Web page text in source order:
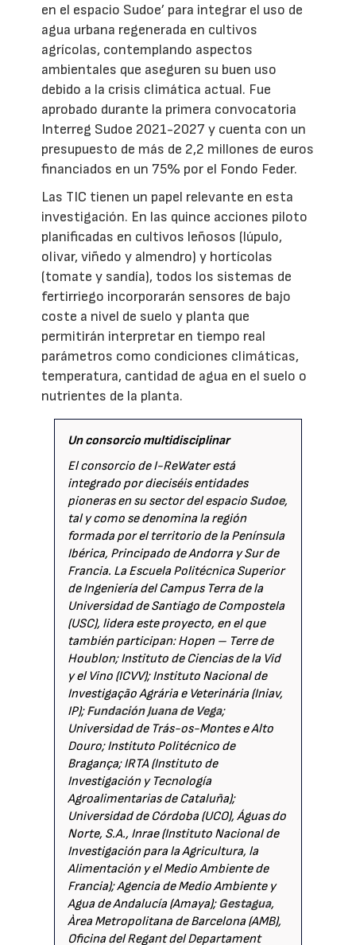
en el espacio Sudoe’ para integrar el uso de
agua urbana regenerada en cultivos
agrícolas, contemplando aspectos
ambientales que aseguren su buen uso
debido a la crisis climática actual. Fue
aprobado durante la primera convocatoria
Interreg Sudoe 2021-2027 y cuenta con un
presupuesto de más de 2,2 millones de euros
financiados en un 75% por el Fondo Feder.
Las TIC tienen un papel relevante en esta
investigación. En las quince acciones piloto
planificadas en cultivos leñosos (lúpulo,
olivar, viñedo y almendro) y hortícolas
(tomate y sandía), todos los sistemas de
fertirriego incorporarán sensores de bajo
coste a nivel de suelo y planta que
permitirán interpretar en tiempo real
parámetros como condiciones climáticas,
temperatura, cantidad de agua en el suelo o
nutrientes de la planta.
Un consorcio multidisciplinar
El consorcio de I-ReWater está
integrado por dieciséis entidades
pioneras en su sector del espacio Sudoe,
tal y como se denomina la región
formada por el territorio de la Península
Ibérica, Principado de Andorra y Sur de
Francia. La Escuela Politécnica Superior
de Ingeniería del Campus Terra de la
Universidad de Santiago de Compostela
(USC), lidera este proyecto, en el que
también participan: Hopen – Terre de
Houblon; Instituto de Ciencias de la Vid
y el Vino (ICVV); Instituto Nacional de
Investigação Agrária e Veterinária (Iniav,
IP);Fundación Juana de Vega;
Universidad de Trás-os-Montes e Alto
Douro; Instituto Politécnico de
Bragança; IRTA (Instituto de
Investigación y Tecnología
Agroalimentarias de Cataluña);
Universidad de Córdoba (UCO), Águas do
Norte, S.A., Inrae (Instituto Nacional de
Investigación para la Agricultura, la
Alimentación y el Medio Ambiente de
Francia); Agencia de Medio Ambiente y
Agua de Andalucía (Amaya);Gestagua,
Àrea Metropolitana de Barcelona (AMB),
Oficina del Regant del Departament